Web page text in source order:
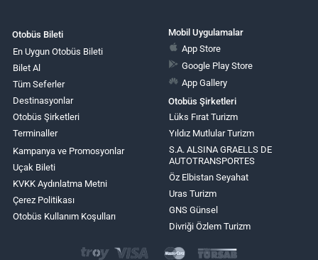
Otobüs Bileti
En Uygun Otobüs Bileti
Bilet Al
Tüm Seferler
Destinasyonlar
Otobüs Şirketleri
Terminaller
Kampanya ve Promosyonlar
Uçak Bileti
KVKK Aydınlatma Metni
Çerez Politikası
Otobüs Kullanım Koşulları
Mobil Uygulamalar
App Store
Google Play Store
App Gallery
Otobüs Şirketleri
Lüks Fırat Turizm
Yıldız Mutlular Turizm
S.A. ALSINA GRAELLS DE
AUTOTRANSPORTES
Öz Elbistan Seyahat
Uras Turizm
GNS Günsel
Divriği Özlem Turizm